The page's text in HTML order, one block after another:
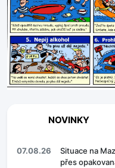
NOVINKY
07.08.26
Situace na
přes